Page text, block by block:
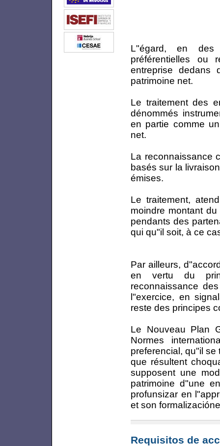
L"égard, en des
préférentielles ou
entreprise
patrimoine net.
Le traitement des
dénommés
en partie comme
net.
La reconnaissance
basés sur la
émises.
Le traitement,
moindre montant
pendants des
qui qu"il soit, à ce
Par ailleurs,
en vertu du
reconnaissance
l"exercice, en
reste des principes
Le Nouveau Plan
Normes
preferencial, qu"il
que résultent
supposent une
patrimoine d"une
profunsizar en
et son
Requisitos de